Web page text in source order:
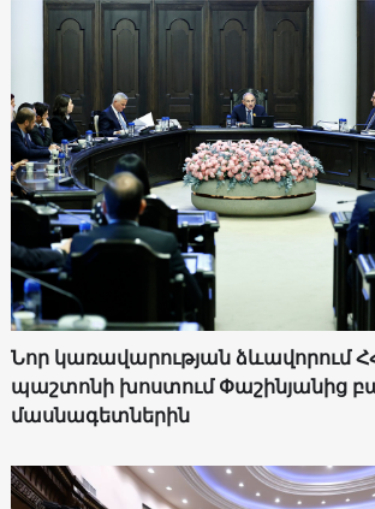
Նոր կառավարության ձևավորում
պաշտոնի խոստում Փաշինյանից
մասնագետներին